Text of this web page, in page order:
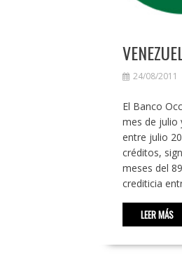
24/08/2011
El Banco
mes de julio
entre julio
créditos,
meses del
crediticia
LEER MÁS